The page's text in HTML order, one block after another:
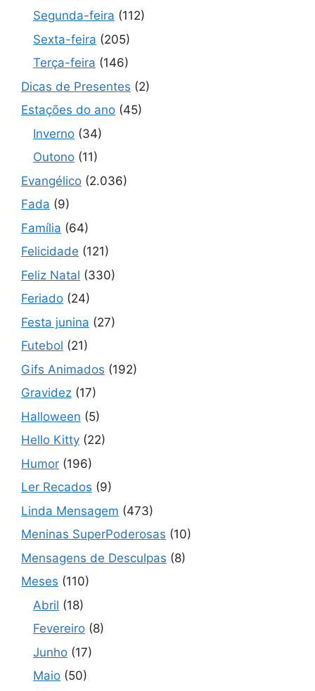
Segunda-feira (112)
Sexta-feira (205)
Terça-feira (146)
Dicas de Presentes (2)
Estações do ano (45)
Inverno (34)
Outono (11)
Evangélico (2.036)
Fada (9)
Família (64)
Felicidade (121)
Feliz Natal (330)
Feriado (24)
Festa junina (27)
Futebol (21)
Gifs Animados (192)
Gravidez (17)
Halloween (5)
Hello Kitty (22)
Humor (196)
Ler Recados (9)
Linda Mensagem (473)
Meninas SuperPoderosas (10)
Mensagens de Desculpas (8)
Meses (110)
Abril (18)
Fevereiro (8)
Junho (17)
Maio (50)